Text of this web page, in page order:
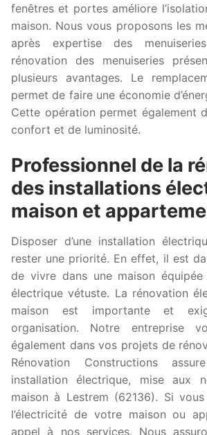
fenêtres et portes améliore
maison. Nous vous proposons les
après expertise des
rénovation des menuiseries
plusieurs avantages. Le
permet de faire une économie
Cette opération permet également
confort et de luminosité.
Professionnel de la
des installations
maison et
Disposer d’une installation
rester une priorité. En effet, il est
de vivre dans une maison équipée
électrique vétuste. La rénovation
maison est importante et
organisation. Notre entreprise
également dans vos projets de
Rénovation Constructions
installation électrique, mise aux
maison à Lestrem (62136). Si
l’électricité de votre maison ou
appel à nos services. Nous